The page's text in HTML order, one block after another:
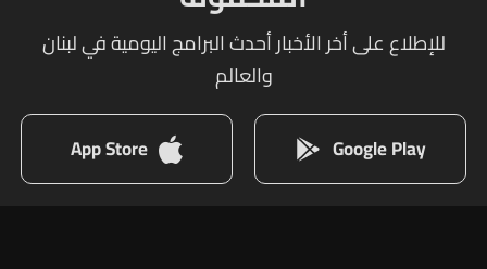
للإطلاع على أخر الأخبار أحدث البرامج اليومية في لبنان
والعالم
Google Play
App Store